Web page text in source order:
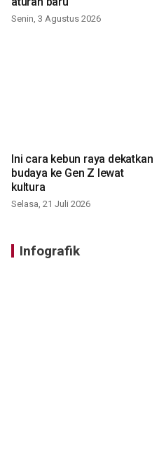
Senin, 3 Agustus 2026
Ini cara kebun raya dekatkan
budaya ke Gen Z lewat
kultura
Selasa, 21 Juli 2026
Infografik